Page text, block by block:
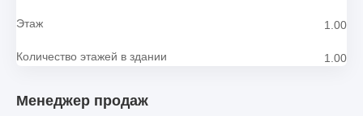
Этаж 1.00
Количество этажей в здании 1.00
Менеджер продаж